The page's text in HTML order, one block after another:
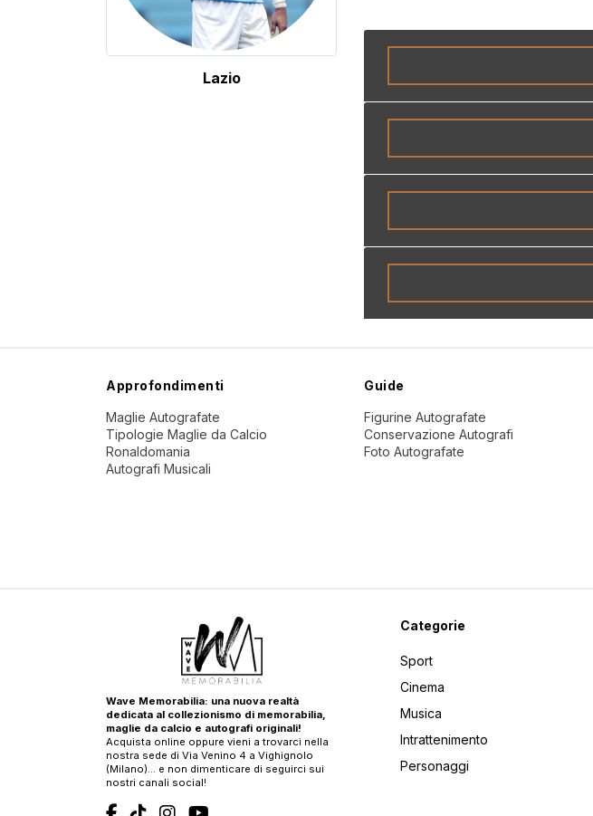
Lazio
Approfondimenti
Maglie Autografate
Tipologie Maglie da Calcio
Ronaldomania
Autografi Musicali
Guide
Figurine Autografate
Conservazione Autografi
Foto Autografate
Wave Memorabilia: una nuova realtà
dedicata al collezionismo di memorabilia,
maglie da calcio e autografi originali!
Acquista online oppure vieni a trovarci nella
nostra sede di Via Venino 4 a Vighignolo
(Milano)… e non dimenticare di seguirci sui
nostri canali social!
Categorie
Sport
Cinema
Musica
Intrattenimento
Personaggi